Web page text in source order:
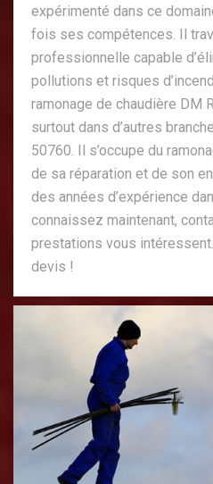
expérimenté dans ce
fois ses compétences. Il
professionnelle capable
pollutions et risques
ramonage de chaudière DM
surtout dans d’autres
50760. Il s’occupe du
de sa réparation et de son
des années d’expérience
connaissez maintenant,
prestations vous
devis !